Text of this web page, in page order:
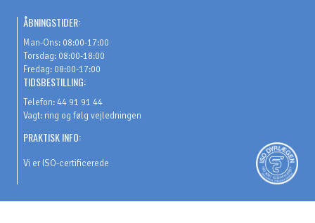
indhold
ÅBNINGSTIDER:
Man-Ons: 08:00-17:00
Torsdag: 08:00-18:00
Fredag: 08:00-17:00
TIDSBESTILLING:
Telefon: 44 91 91 44
Vagt: ring og følg vejledningen
PRAKTISK INFO:
Vi er ISO-certificerede